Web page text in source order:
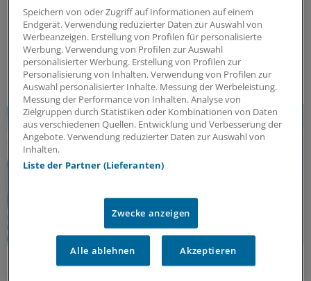
Multiple Sklerose (MS) kann weitreichende
Auswirkungen auf körperliche und kognitive
Fähigkeiten haben. Aktuelle Erkenntnisse eröffnen
neue Perspektiven auf die Versorgung der Patienten.
ANZEIGE|Merck Healthcare Germany GmbH
Speichern von oder Zugriff auf Informationen auf einem
Endgerät. Verwendung reduzierter Daten zur Auswahl von
Werbeanzeigen. Erstellung von Profilen für personalisierte
Werbung. Verwendung von Profilen zur Auswahl
personalisierter Werbung. Erstellung von Profilen zur
Personalisierung von Inhalten. Verwendung von Profilen zur
Auswahl personalisierter Inhalte. Messung der Werbeleistung.
Messung der Performance von Inhalten. Analyse von
Zielgruppen durch Statistiken oder Kombinationen von Daten
aus verschiedenen Quellen. Entwicklung und Verbesserung der
Angebote. Verwendung reduzierter Daten zur Auswahl von
Inhalten.
Liste der Partner (Lieferanten)
Zwecke anzeigen
Alle ablehnen Akzeptieren